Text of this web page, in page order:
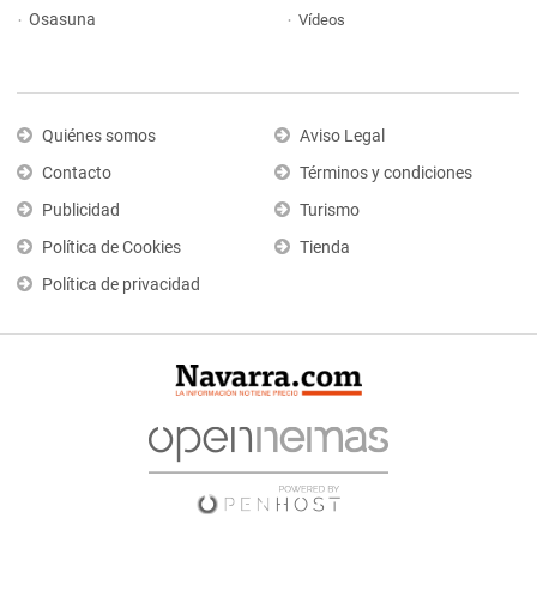
Osasuna
Vídeos
Quiénes somos
Contacto
Publicidad
Política de Cookies
Política de privacidad
Aviso Legal
Términos y condiciones
Turismo
Tienda